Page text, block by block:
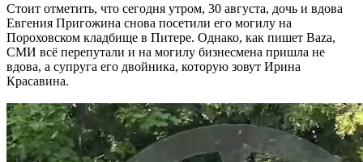
Стоит отметить, что сегодня утром, 30 августа, дочь и вдова
Евгения Пригожина снова посетили его могилу на
Пороховском кладбище в Питере. Однако, как пишет Baza,
СМИ всё перепутали и на могилу бизнесмена пришла не
вдова, а супруга его двойника, которую зовут Ирина
Красавина.